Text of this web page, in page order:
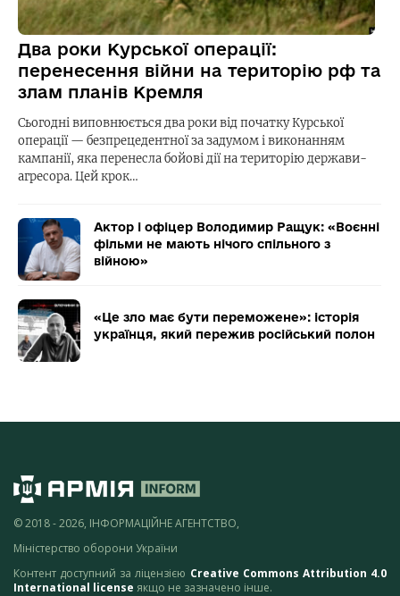
Два роки Курської операції:
перенесення війни на територію рф та
злам планів Кремля
Сьогодні виповнюється два роки від початку Курської
операції — безпрецедентної за задумом і виконанням
кампанії, яка перенесла бойові дії на територію держави-
агресора. Цей крок…
Актор і офіцер Володимир Ращук: «Воєнні
фільми не мають нічого спільного з
війною»
«Це зло має бути переможене»: історія
українця, який пережив російський полон
© 2018 - 2026, ІНФОРМАЦІЙНЕ АГЕНТСТВО,
Міністерство оборони України
Контент доступний за ліцензією Creative Commons Attribution 4.0
International license якщо не зазначено інше.